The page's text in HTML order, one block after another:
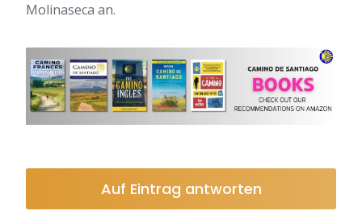
Molinaseca an.
Auf Eintrag antworten